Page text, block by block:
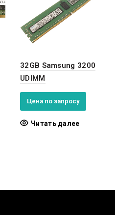
32GB Samsung 3200
UDIMM
Цена по запросу
Читать далее